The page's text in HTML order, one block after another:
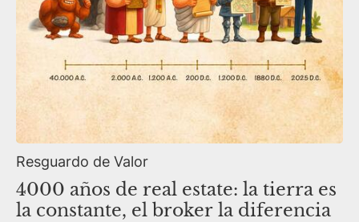
Resguardo de Valor
4000 años de real estate: la tierra es
la constante, el broker la diferencia